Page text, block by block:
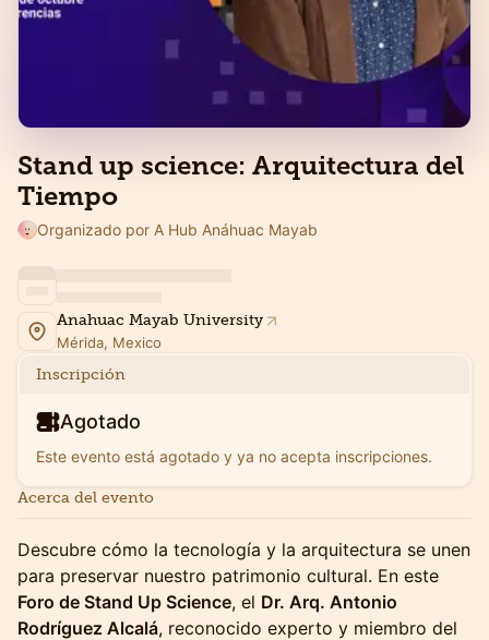
Stand up science: Arquitectura del
Tiempo
Organizado por A Hub Anáhuac Mayab
Anahuac Mayab University
Mérida, Mexico
Inscripción
Agotado
Este evento está agotado y ya no acepta inscripciones.
Acerca del evento
Descubre cómo la tecnología y la arquitectura se unen
para preservar nuestro patrimonio cultural. En este
Foro de Stand Up Science, el Dr. Arq. Antonio
Rodríguez Alcalá, reconocido experto y miembro del